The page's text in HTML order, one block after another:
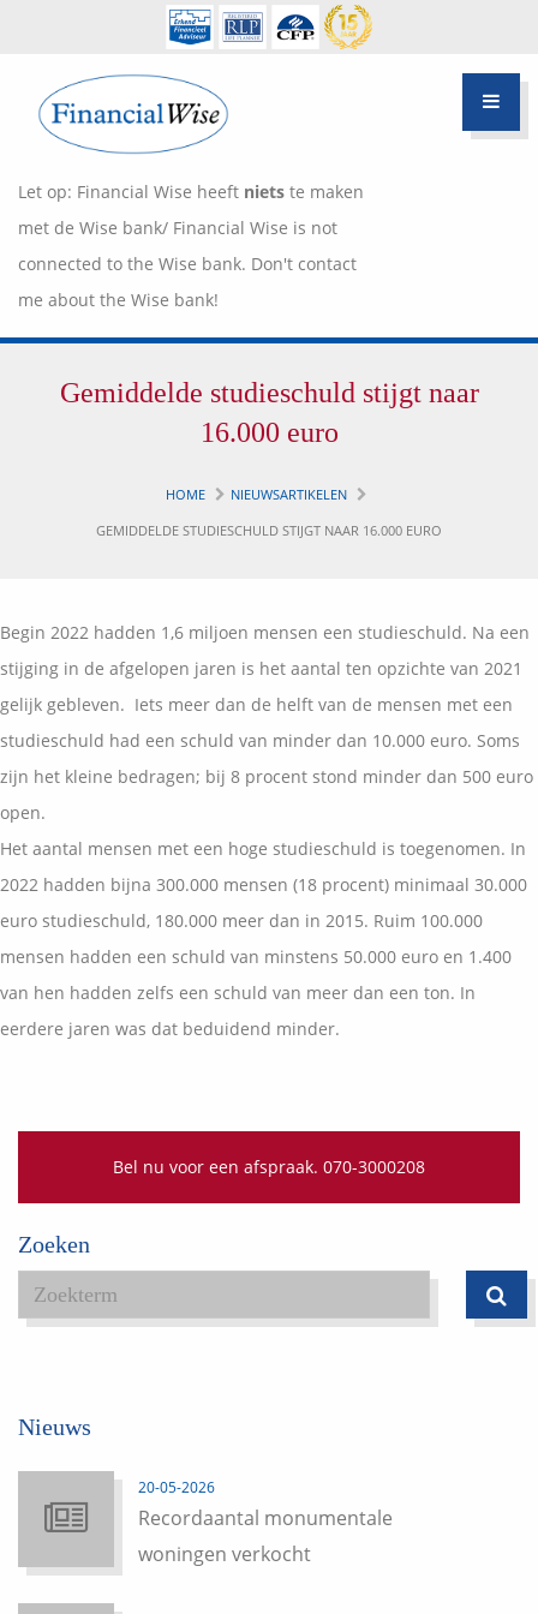
Let op: Financial Wise heeft niets te maken
met de Wise bank/ Financial Wise is not
connected to the Wise bank. Don't contact
me about the Wise bank!
Over Pietie Jeelof
Garanties
Samenwerkende partners
Expats services
Onderhoudsabonnementen
Klanten over
Blog
Life style planning
Gemiddelde studieschuld stijgt naar
16.000 euro
HOME
NIEUWSARTIKELEN
GEMIDDELDE STUDIESCHULD STIJGT NAAR 16.000 EURO
Begin 2022 hadden 1,6 miljoen mensen een studieschuld. Na een
stijging in de afgelopen jaren is het aantal ten opzichte van 2021
gelijk gebleven. Iets meer dan de helft van de mensen met een
studieschuld had een schuld van minder dan 10.000 euro. Soms
zijn het kleine bedragen; bij 8 procent stond minder dan 500 euro
open.
Het aantal mensen met een hoge studieschuld is toegenomen. In
2022 hadden bijna 300.000 mensen (18 procent) minimaal 30.000
euro studieschuld, 180.000 meer dan in 2015. Ruim 100.000
mensen hadden een schuld van minstens 50.000 euro en 1.400
van hen hadden zelfs een schuld van meer dan een ton. In
eerdere jaren was dat beduidend minder.
Bel nu voor een afspraak. 070-3000208
Zoeken
Nieuws
20-05-2026
Recordaantal monumentale
woningen verkocht